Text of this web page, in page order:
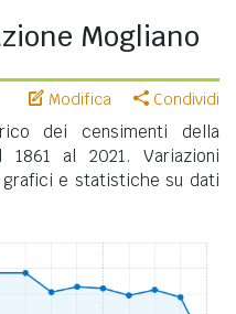
Mogliano
Modifica Condividi
dei censimenti della
1861 al 2021. Variazioni
e statistiche su dati